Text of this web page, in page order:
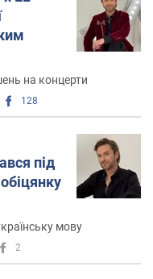
кіно»
на ТБ як актор,
«Шоу
Кохання», на
тур Україною.
«Слід
саундтреку.
«Мортидо».
people».
на концерти
128
під
мову
2